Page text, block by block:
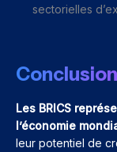
sectorielles
Conclusion
Les BRICS
l’économie
leur potentiel de